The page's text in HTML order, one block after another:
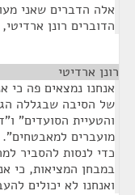
אלה הדברים שאני
הדוברים רונן
רונן ארדיטי
אנחנו נמצאים פה כי
של הסיבה שבגללה
והטעיית הסועדים"
מועברים
כדי לנסות להסביר
במבחן המציאות, כי
ואנחנו לא יכולים